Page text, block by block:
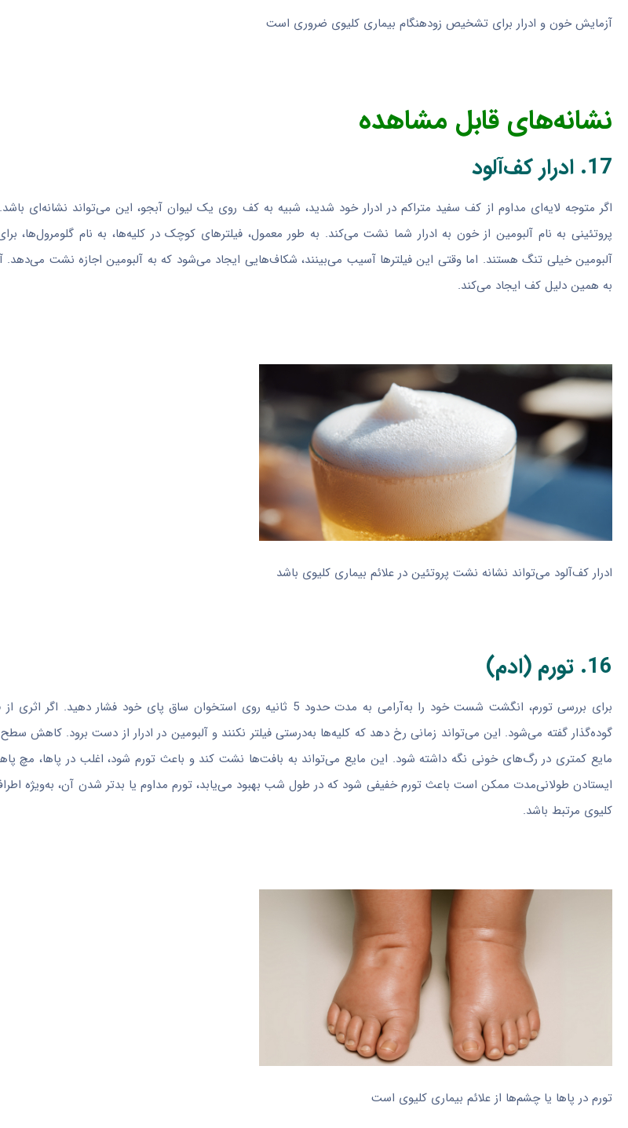
آزمایش خون و ادرار برای تشخیص زودهنگام بیماری کلیوی ضروری است
نشانه‌های قابل مشاهده
17. ادرار کف‌آلود
اگر متوجه لایه‌ای مداوم از کف سفید متراکم در ادرار خود شدید، شبیه به کف روی یک لیوان آبجو، این می‌تواند نشانه‌ای
پروتئینی به نام آلبومین از خون به ادرار شما نشت می‌کند. به طور معمول، فیلترهای کوچک در کلیه‌ها، به نام گلومرول‌ها،
آلبومین خیلی تنگ هستند. اما وقتی این فیلترها آسیب می‌بینند، شکاف‌هایی ایجاد می‌شود که به آلبومین اجازه نشت می‌دهد.
به همین دلیل کف ایجاد می‌کند.
ادرار کف‌آلود می‌تواند نشانه نشت پروتئین در علائم بیماری کلیوی باشد
16. تورم (ادم)
برای بررسی تورم، انگشت شست خود را به‌آرامی به مدت حدود 5 ثانیه روی استخوان ساق پای خود
گوده‌گذار گفته می‌شود. این می‌تواند زمانی رخ دهد که کلیه‌ها به‌درستی فیلتر نکنند و آلبومین در ادرار از دست برود. کاهش
مایع کمتری در رگ‌های خونی نگه داشته شود. این مایع می‌تواند به بافت‌ها نشت کند و باعث تورم شود، اغلب در پاها، مچ
ایستادن طولانی‌مدت ممکن است باعث تورم خفیفی شود که در طول شب بهبود می‌یابد، تورم مداوم یا بدتر شدن آن، به‌ویژه
کلیوی مرتبط باشد.
تورم در پاها یا چشم‌ها از علائم بیماری کلیوی است